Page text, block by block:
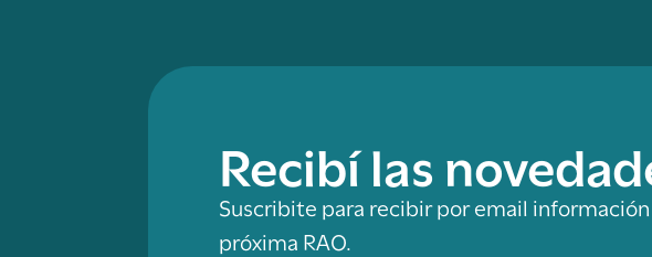
Recibí las
Suscribite para recibir por email
próxima RAO.